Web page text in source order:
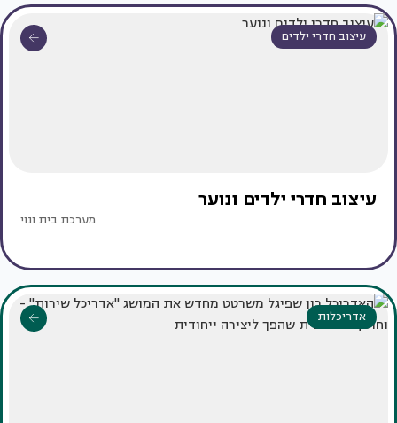
עיצוב חדרי ילדים
עיצוב חדרי ילדים ונוער
מערכת בית ונוי
אדריכלות